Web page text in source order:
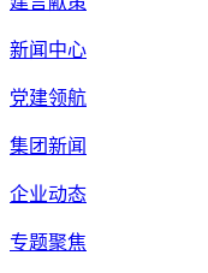
新闻中心
党建领航
集团新闻
企业动态
专题聚焦